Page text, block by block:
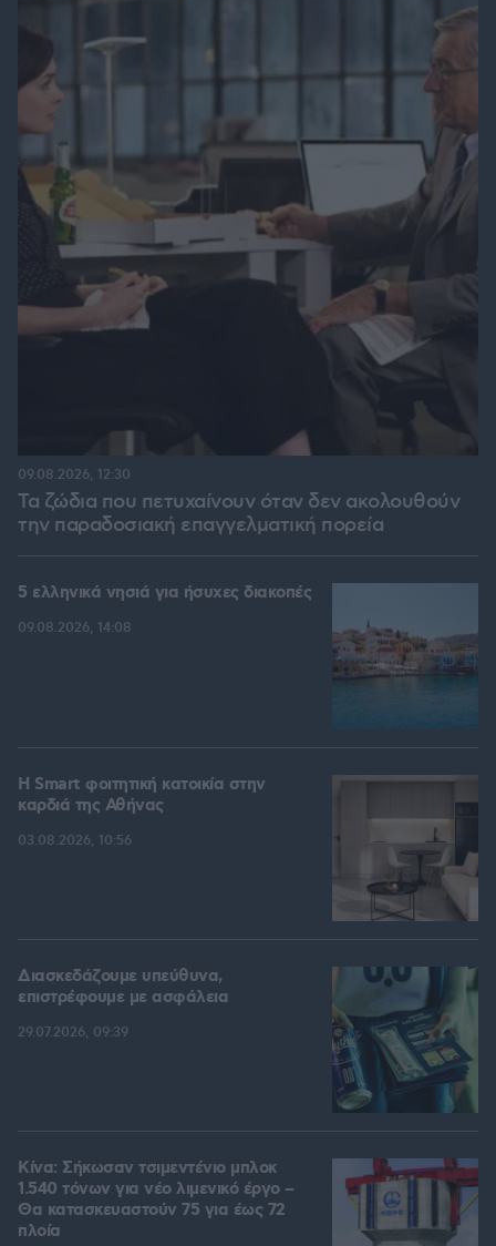
Τα ζώδια που πετυχαίνουν όταν δεν ακολουθούν
την παραδοσιακή επαγγελματική πορεία
09.08.2026, 12:30
5 ελληνικά νησιά για ήσυχες διακοπές
09.08.2026, 14:08
Η Smart φοιτητική κατοικία στην
καρδιά της Αθήνας
03.08.2026, 10:56
Διασκεδάζουμε υπεύθυνα,
επιστρέφουμε με ασφάλεια
29.07.2026, 09:39
Κίνα: Σήκωσαν τσιμεντένιο μπλοκ
1.540 τόνων για νέο λιμενικό έργο –
Θα κατασκευαστούν 75 για έως 72
πλοία